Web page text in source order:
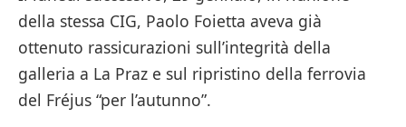
della stessa CIG, Paolo Foietta aveva già
ottenuto rassicurazioni sull’integrità della
galleria a La Praz e sul ripristino della ferrovia
del Fréjus “per l’autunno”.